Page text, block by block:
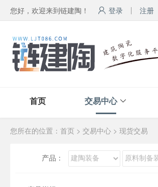
您好，欢迎来到链建陶！ 登录 注册
首页 交易中心
您所在的位置： 首页 > 交易中心 > 现货交易
产品：